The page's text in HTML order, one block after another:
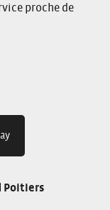
proche de
Poitiers